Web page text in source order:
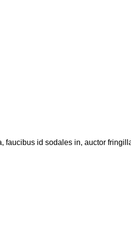
id sodales in, auctor